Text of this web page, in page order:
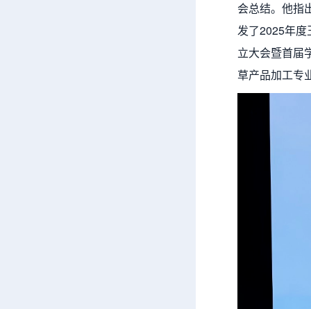
会总结。他指
发了2025年度
立大会暨首届
草产品加工专